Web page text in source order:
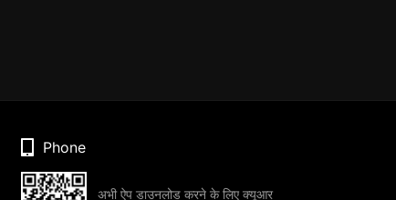
Phone
अभी ऐप डाउनलोड करने के लिए क्यूआर